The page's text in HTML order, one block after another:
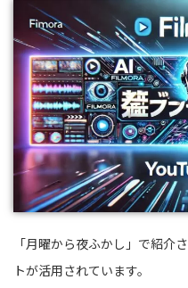
「月曜から夜ふかし」で紹
トが活用されています。